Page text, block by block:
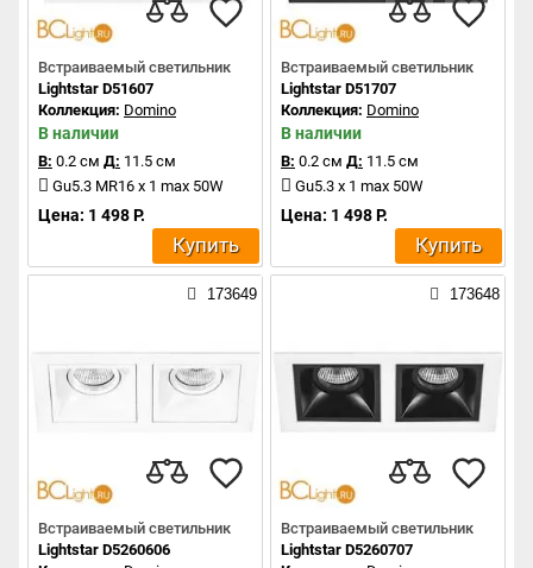
Встраиваемый светильник
Lightstar D51607
Коллекция: Domino
В наличии
В: 0.2 см Д: 11.5 см
Gu5.3 MR16 x 1 max 50W
Цена: 1 498 Р.
Купить
Встраиваемый светильник
Lightstar D51707
Коллекция: Domino
В наличии
В: 0.2 см Д: 11.5 см
Gu5.3 x 1 max 50W
Цена: 1 498 Р.
Купить
173649
Встраиваемый светильник
Lightstar D5260606
173648
Встраиваемый светильник
Lightstar D5260707